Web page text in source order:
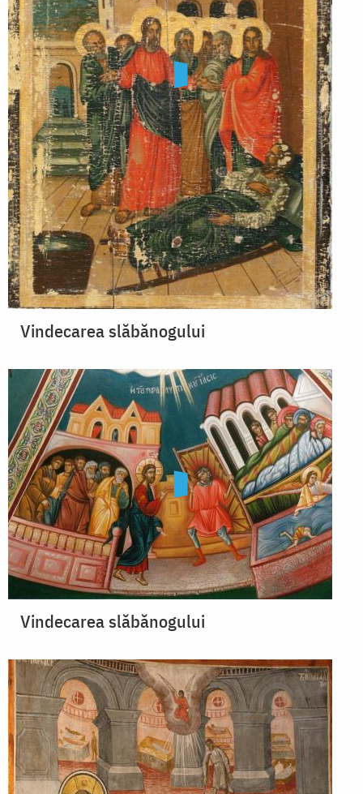
Vindecarea slăbănogului
Vindecarea slăbănogului